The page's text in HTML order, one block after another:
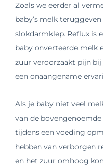
Zoals we eerder al
baby’s melk
slokdarmklep. Reflux is
baby onverteerde melk
zuur veroorzaakt pijn
een onaangename
Als je baby niet veel
van de
tijdens een voeding
hebben van verborgen
en het zuur omhoog